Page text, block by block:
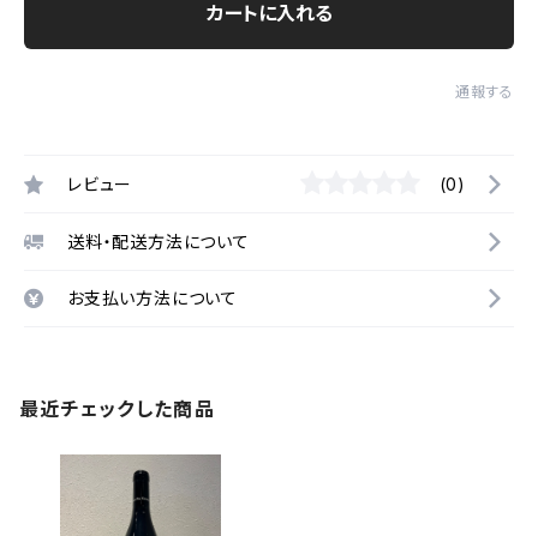
カートに入れる
通報する
レビュー (0)
送料・配送方法について
お支払い方法について
最近チェックした商品